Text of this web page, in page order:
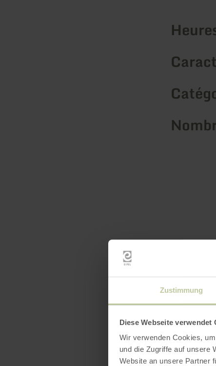
Zustimmung
Diese Webseite verwendet
Wir verwenden Cookies,
und die Zugriffe auf unsere
Website an unsere Partner